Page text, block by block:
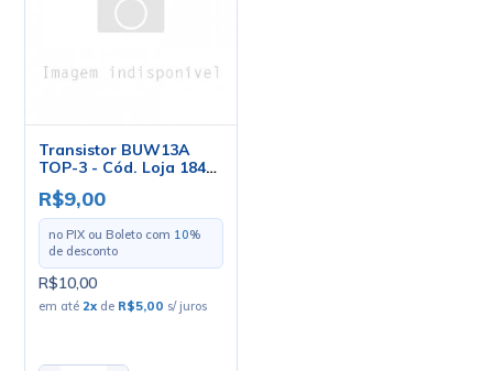
Transistor BUW13A
TOP-3 - Cód. Loja 1845
R$9,00
no PIX ou Boleto com 10%
de desconto
R$10,00
em até 2x de R$5,00 s/ juros